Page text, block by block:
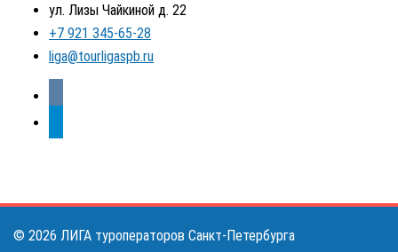
ул. Лизы Чайкиной д. 22
+7 921 345-65-28
liga@tourligaspb.ru
© 2026 ЛИГА туроператоров Санкт-Петербурга